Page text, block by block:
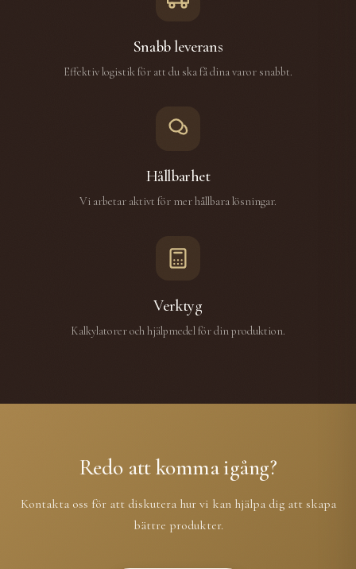
Snabb leverans
Effektiv logistik för att du ska få dina varor snabbt.
Hållbarhet
Vi arbetar aktivt för mer hållbara lösningar.
Verktyg
Kalkylatorer och hjälpmedel för din produktion.
Redo att komma igång?
Kontakta oss för att diskutera hur vi kan hjälpa dig att skapa
bättre produkter.